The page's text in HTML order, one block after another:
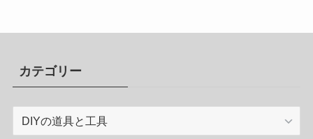
カテゴリー
カ